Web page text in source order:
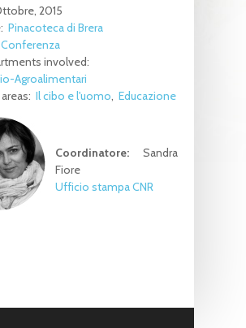
2015
Pinacoteca di Brera
Conferenza
involved:
Agroalimentari
Il cibo e l'uomo Educazione
Coordinatore: Sandra
Fiore
Ufficio stampa CNR